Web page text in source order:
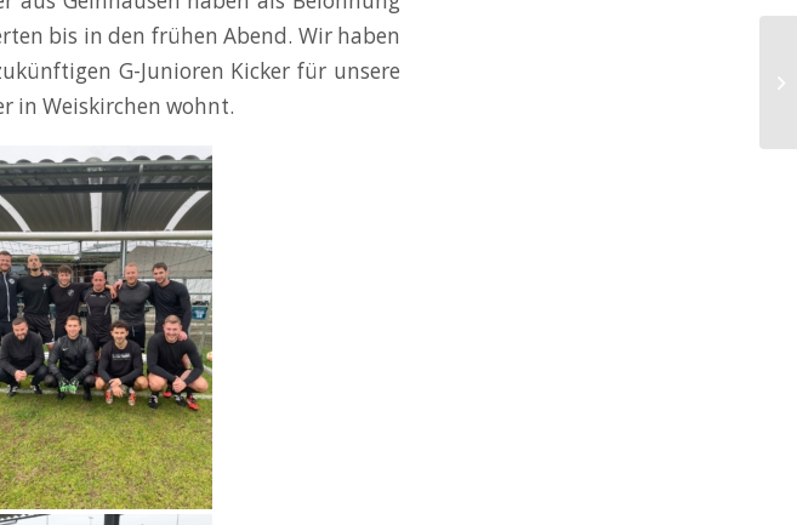
bis in den frühen Abend. Wir haben
G-Junioren Kicker für unsere
in Weiskirchen wohnt.